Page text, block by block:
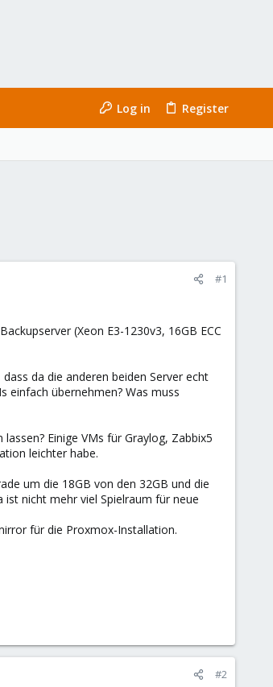
Log in Register
#1
(Xeon E3-1230v3, 16GB ECC
da die anderen beiden Server echt
einfach übernehmen? Was muss
Einige VMs für Graylog, Zabbix5
leichter habe.
um die 18GB von den 32GB und die
ist nicht mehr viel Spielraum für neue
für die Proxmox-Installation.
#2